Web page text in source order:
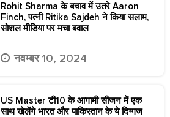
Rohit Sharma के बचाव में उतरे Aaron
Finch, पत्‍नी Ritika Sajdeh ने किया सलाम,
सोशल मीडिया पर मचा बवाल
नवम्बर 10, 2024
US Master टी10 के आगामी सीजन में एक
साथ खेलेंगे भारत और पाकिस्तान के ये दिग्गज